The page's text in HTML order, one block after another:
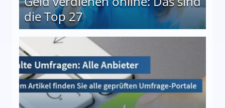
die Top 27